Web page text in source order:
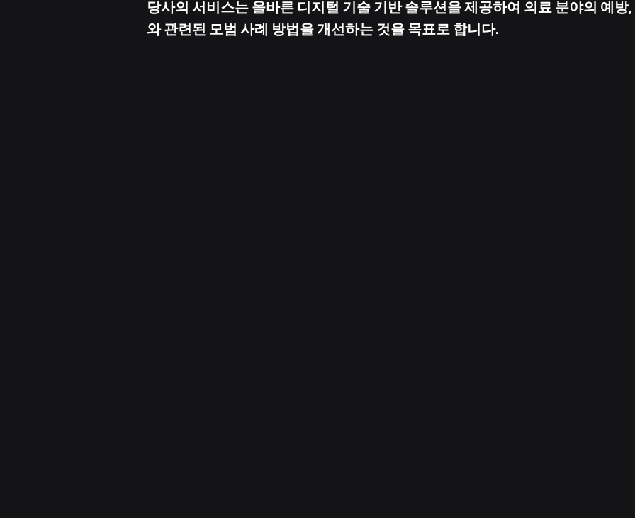
당사의 서비스는 올바른 디지털 기술 기반 솔루션을 제공하여 의료 분야의 예방,
와 관련된 모범 사례 방법을 개선하는 것을 목표로 합니다.